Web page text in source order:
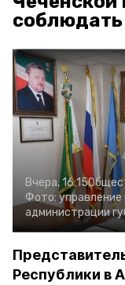
соблюдать
Вчера, 16:15
Фото:
администрации
Республики в